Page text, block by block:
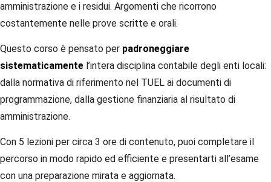
amministrazione e i residui. Argomenti che ricorrono
costantemente nelle prove scritte e orali.
Questo corso è pensato per padroneggiare
sistematicamente l’intera disciplina contabile degli enti locali:
dalla normativa di riferimento nel TUEL ai documenti di
programmazione, dalla gestione finanziaria al risultato di
amministrazione.
Con 5 lezioni per circa 3 ore di contenuto, puoi completare il
percorso in modo rapido ed efficiente e presentarti all’esame
con una preparazione mirata e aggiornata.